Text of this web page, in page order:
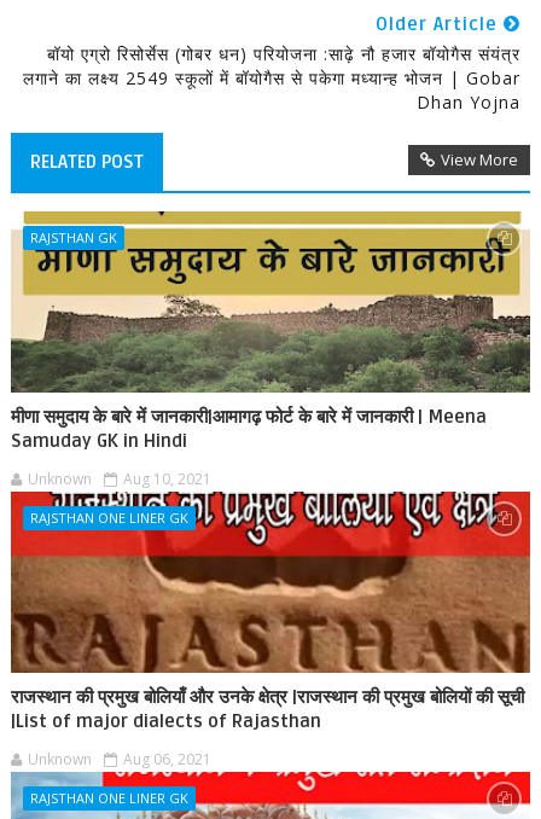
Older Article
बॉयो एग्रो रिसोर्सेस (गोबर धन) परियोजना :साढ़े नौ हजार बॉयोगैस संयंत्र
लगाने का लक्ष्य 2549 स्कूलों में बॉयोगैस से पकेगा मध्यान्ह भोजन | Gobar
Dhan Yojna
RELATED POST View More
RAJSTHAN GK
मीणा समुदाय के बारे में जानकारी|आमागढ़ फोर्ट के बारे में जानकारी | Meena
Samuday GK in Hindi
Unknown Aug 10, 2021
RAJSTHAN ONE LINER GK
राजस्थान की प्रमुख बोलियाँ और उनके क्षेत्र |राजस्थान की प्रमुख बोलियों की सूची
|List of major dialects of Rajasthan
Unknown Aug 06, 2021
RAJSTHAN ONE LINER GK